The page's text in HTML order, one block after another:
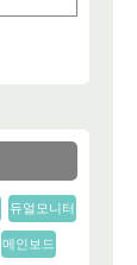
듀얼모니터
메인보드